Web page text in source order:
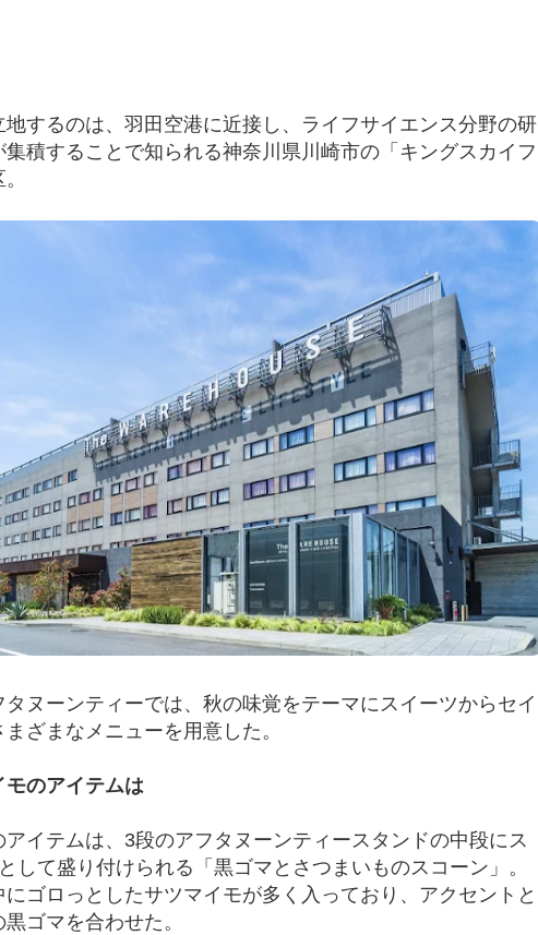
地するのは、羽田空港に近接し、ライフサイエンス分野の研
集積することで知られる神奈川県川崎市の「キングスカイフ
タヌーンティーでは、秋の味覚をテーマにスイーツからセイ
ざまなメニューを用意した。
モのアイテムは
イテムは、3段のアフタヌーンティースタンドの中段にス
して盛り付けられる「黒ゴマとさつまいものスコーン」。
にゴロっとしたサツマイモが多く入っており、アクセントと
ゴマを合わせた。